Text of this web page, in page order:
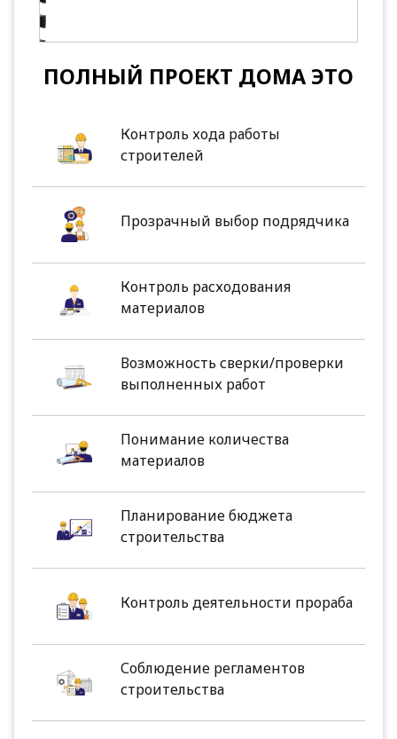
ПОЛНЫЙ ПРОЕКТ ДОМА ЭТО
Контроль хода работы
строителей
Прозрачный выбор подрядчика
Контроль расходования
материалов
Возможность сверки/проверки
выполненных работ
Понимание количества
материалов
Планирование бюджета
строительства
Контроль деятельности прораба
Соблюдение регламентов
строительства